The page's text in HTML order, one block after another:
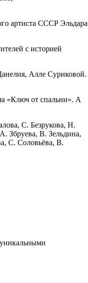
артиста СССР Эльдара
с историей
Алле Суриковой.
«Ключ от спальни». А
С. Безрукова, Н.
Збруева, В. Зельдина,
С. Соловьёва, В.